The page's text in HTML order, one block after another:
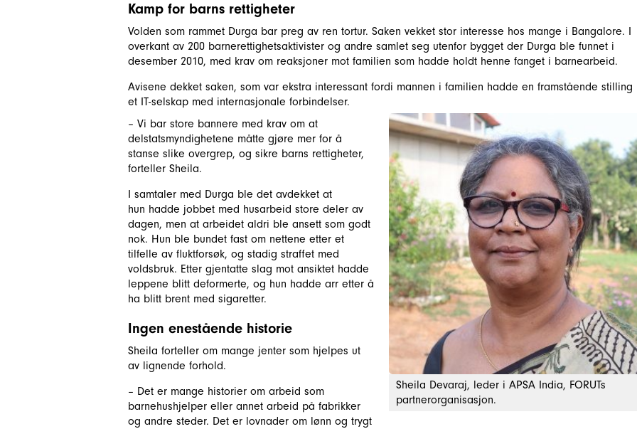
Kamp for barns rettigheter
Volden som rammet Durga bar preg av ren tortur. Saken vekket stor interesse hos mange i Bangalore. I
overkant av 200 barnerettighetsaktivister og andre samlet seg utenfor bygget der Durga ble funnet i
desember 2010, med krav om reaksjoner mot familien som hadde holdt henne fanget i barnearbeid.
Avisene dekket saken, som var ekstra interessant fordi mannen i familien hadde en framstående stilling
et IT-selskap med internasjonale forbindelser.
Sheila Devaraj, leder i APSA India, FORUTs
partnerorganisasjon.
– Vi bar store bannere med krav om at
delstatsmyndighetene måtte gjøre mer for å
stanse slike overgrep, og sikre barns rettigheter,
forteller Sheila.
I samtaler med Durga ble det avdekket at
hun hadde jobbet med husarbeid store deler av
dagen, men at arbeidet aldri ble ansett som godt
nok. Hun ble bundet fast om nettene etter et
tilfelle av fluktforsøk, og stadig straffet med
voldsbruk. Etter gjentatte slag mot ansiktet hadde
leppene blitt deformerte, og hun hadde arr etter å
ha blitt brent med sigaretter.
Ingen enestående historie
Sheila forteller om mange jenter som hjelpes ut
av lignende forhold.
– Det er mange historier om arbeid som
barnehushjelper eller annet arbeid på fabrikker
og andre steder. Det er lovnader om lønn og trygt